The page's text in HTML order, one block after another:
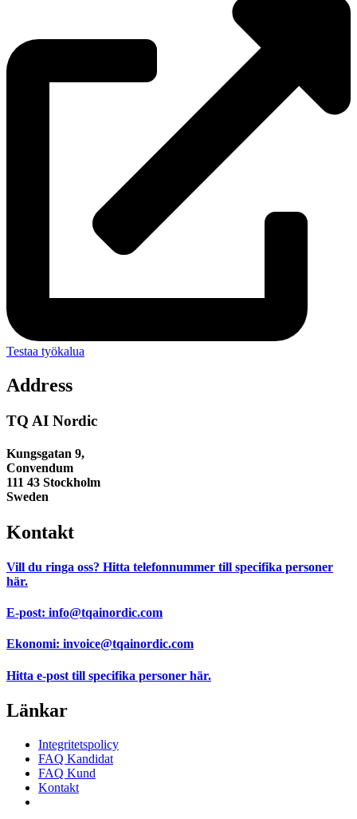
Testaa työkalua
Address
TQ AI Nordic
Kungsgatan 9,
Convendum
111 43 Stockholm
Sweden
Kontakt
Vill du ringa oss? Hitta telefonnummer till specifika personer
här.
E-post: info@tqainordic.com
Ekonomi: invoice@tqainordic.com
Hitta e-post till specifika personer här.
Länkar
Integritetspolicy
FAQ Kandidat
FAQ Kund
Kontakt